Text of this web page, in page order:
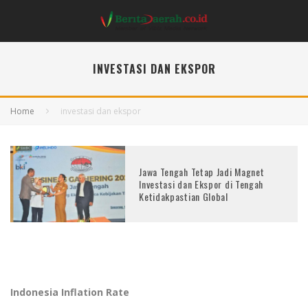
INVESTASI DAN EKSPOR
Home investasi dan ekspor
Jawa Tengah Tetap Jadi Magnet
Investasi dan Ekspor di Tengah
Ketidakpastian Global
Indonesia Inflation Rate